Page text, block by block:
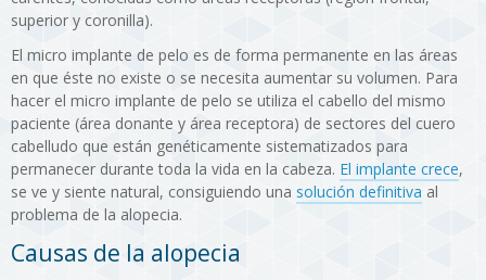
superior y coronilla).
El micro implante de pelo es de forma permanente en las áreas
en que éste no existe o se necesita aumentar su volumen. Para
hacer el micro implante de pelo se utiliza el cabello del mismo
paciente (área donante y área receptora) de sectores del cuero
cabelludo que están genéticamente sistematizados para
permanecer durante toda la vida en la cabeza. El implante crece,
se ve y siente natural, consiguiendo una solución definitiva al
problema de la alopecia.
Causas de la alopecia